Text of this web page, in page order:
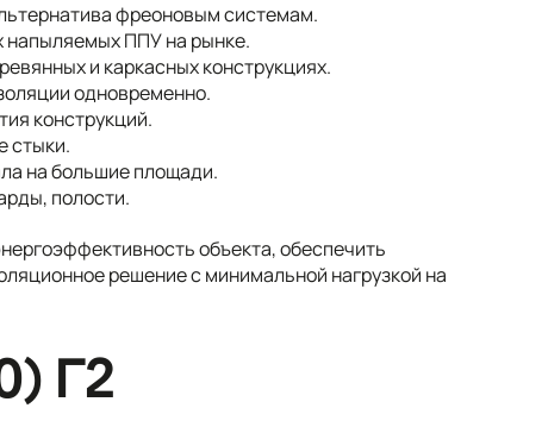
фреоновым системам.
напыляемых ППУ на рынке.
и каркасных конструкциях.
одновременно.
конструкций.
стыки.
на большие площади.
полости.
объекта, обеспечить
решение с минимальной нагрузкой на
Г2